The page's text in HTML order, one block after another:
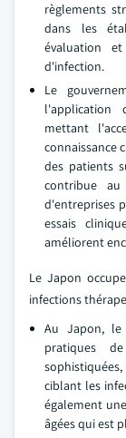
règlements
dans les
évaluation
d'infection.
Le
l'application
mettant
connaissance
des patients
contribue
d'entreprises
essais
améliorent
Le Japon
infections
Au Japon,
pratiques
ciblant les
également
âgées qui est